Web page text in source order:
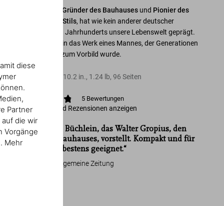
diese
Partner
die wir
Vorgänge
Mehr
Gründer des Bauhauses und Pionier des
Internationalen Stils, hat wie kein anderer deutscher
Architekt des 20. Jahrhunderts unsere Lebenswelt geprägt.
Eine Einführung in das Werk eines Mannes, der Generationen
von Architekten zum Vorbild wurde.
Hardcover 10.2 in., 1.24 lb,96 Seiten
5 Bewertungen
Bewertungen und Rezensionen anzeigen
„Ein schmales Büchlein, das Walter Gropius, den
Gründer des Bauhauses, vorstellt. Kompakt und für
jede Zugreise bestens geeignet.“
Frankfurter Allgemeine Zeitung